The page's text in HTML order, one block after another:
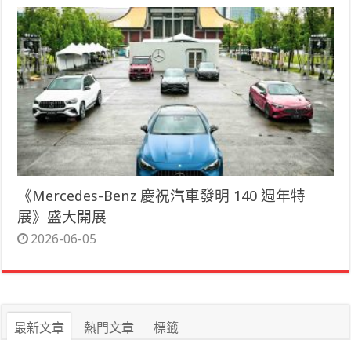
《Mercedes-Benz 慶祝汽車發明 140 週年特
展》盛大開展
2026-06-05
最新文章 熱門文章 標籤